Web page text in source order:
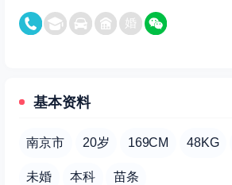
基本资料
南京市 20岁 169CM 48KG
未婚 本科 苗条